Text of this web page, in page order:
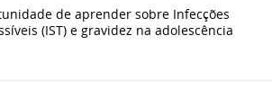
de aprender sobre Infecções
(IST) e gravidez na adolescência